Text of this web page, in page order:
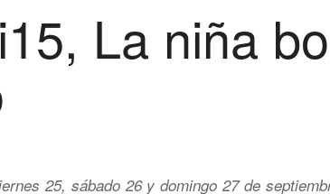
La niña
25, sábado 26 y domingo 27 de